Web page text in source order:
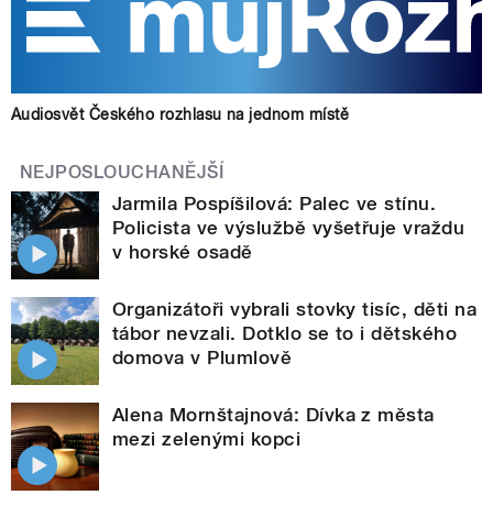
Audiosvět Českého rozhlasu na jednom místě
NEJPOSLOUCHANĚJŠÍ
Jarmila Pospíšilová: Palec ve stínu.
Policista ve výslužbě vyšetřuje vraždu
v horské osadě
Organizátoři vybrali stovky tisíc, děti na
tábor nevzali. Dotklo se to i dětského
domova v Plumlově
Alena Mornštajnová: Dívka z města
mezi zelenými kopci